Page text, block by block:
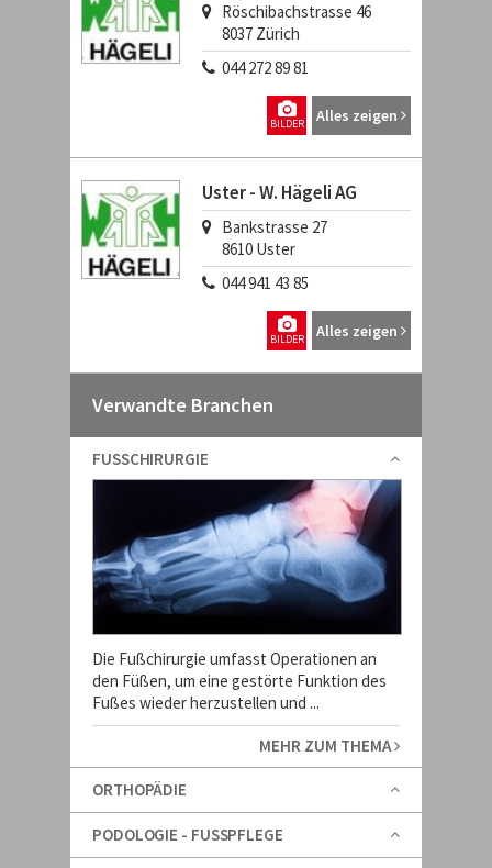
Röschibachstrasse 46
8037 Zürich
044 272 89 81
Alles zeigen
BILDER
Uster - W. Hägeli AG
Bankstrasse 27
8610 Uster
044 941 43 85
Alles zeigen
BILDER
Verwandte Branchen
FUSSCHIRURGIE
Die Fußchirurgie umfasst Operationen an
den Füßen, um eine gestörte Funktion des
Fußes wieder herzustellen und ...
MEHR ZUM THEMA
ORTHOPÄDIE
PODOLOGIE - FUSSPFLEGE